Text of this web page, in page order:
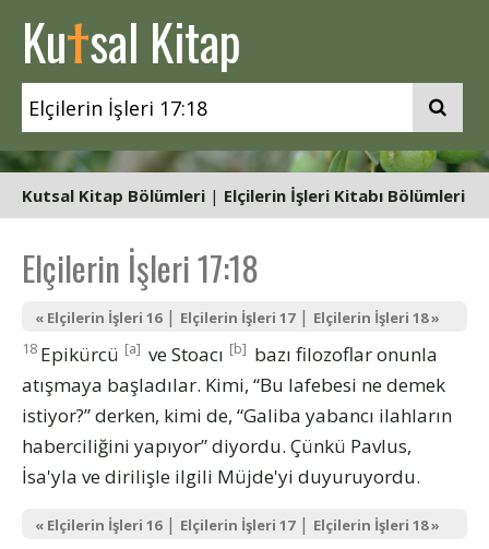
Kutsal Kitap
Kutsal Kitap Bölümleri | Elçilerin İşleri Kitabı Bölümleri
Elçilerin İşleri 17:18
« Elçilerin İşleri 16| Elçilerin İşleri 17| Elçilerin İşleri 18 »
18 Epikürcü [a] ve Stoacı [b] bazı filozoflar onunla
atışmaya başladılar. Kimi, “Bu lafebesi ne demek
istiyor?” derken, kimi de, “Galiba yabancı ilahların
haberciliğini yapıyor” diyordu. Çünkü Pavlus,
İsa'yla ve dirilişle ilgili Müjde'yi duyuruyordu.
« Elçilerin İşleri 16| Elçilerin İşleri 17| Elçilerin İşleri 18 »